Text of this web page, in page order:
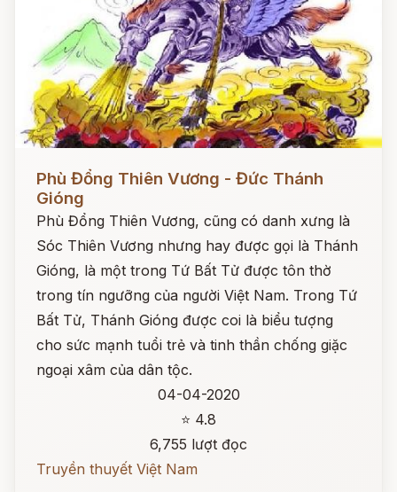
Phù Đổng Thiên Vương - Đức Thánh
Gióng
Phù Đổng Thiên Vương, cũng có danh xưng là
Sóc Thiên Vương nhưng hay được gọi là Thánh
Gióng, là một trong Tứ Bất Tử được tôn thờ
trong tín ngưỡng của người Việt Nam. Trong Tứ
Bất Tử, Thánh Gióng được coi là biểu tượng
cho sức mạnh tuổi trẻ và tinh thần chống giặc
ngoại xâm của dân tộc.
04-04-2020
⭐ 4.8
6,755 lượt đọc
Truyền thuyết Việt Nam